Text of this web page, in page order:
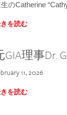
のCatherine
を読む
GIA理事Dr.
11, 2026
を読む